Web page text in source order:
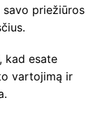
savo priežiūros
kad esate
vartojimą ir